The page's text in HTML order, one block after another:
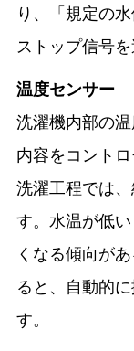
り、「規定の
ストップ信号を
温度センサー
洗濯機内部の
内容をコントロ
洗濯工程では
す。水温が低
くなる傾向が
ると、自動的
す。